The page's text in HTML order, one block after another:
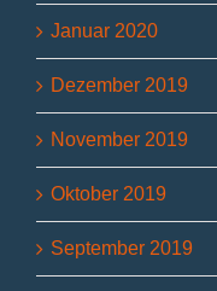
Januar 2020
Dezember 2019
November 2019
Oktober 2019
September 2019